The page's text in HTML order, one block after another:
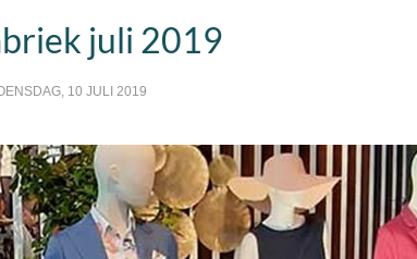
juli 2019
10 JULI 2019